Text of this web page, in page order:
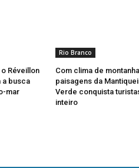
Réveillon
a busca
mar
Rio Branco
Com clima de
paisagens da
Verde conquista
inteiro